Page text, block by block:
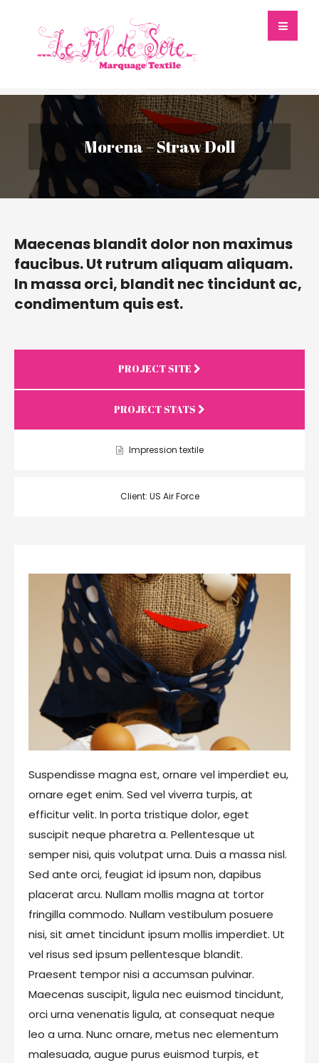
Morena – Straw Doll
Maecenas blandit dolor non maximus
faucibus. Ut rutrum aliquam aliquam.
In massa orci, blandit nec tincidunt ac,
condimentum quis est.
PROJECT SITE
PROJECT STATS
Impression textile
Client: US Air Force
Suspendisse magna est, ornare vel imperdiet eu,
ornare eget enim. Sed vel viverra turpis, at
efficitur velit. In porta tristique dolor, eget
suscipit neque pharetra a. Pellentesque ut
semper nisi, quis volutpat urna. Duis a massa nisl.
Sed ante orci, feugiat id ipsum non, dapibus
placerat arcu. Nullam mollis magna at tortor
fringilla commodo. Nullam vestibulum posuere
nisi, sit amet tincidunt ipsum mollis imperdiet. Ut
vel risus sed ipsum pellentesque blandit.
Praesent tempor nisi a accumsan pulvinar.
Maecenas suscipit, ligula nec euismod tincidunt,
orci urna venenatis ligula, at consequat neque
leo a urna. Nunc ornare, metus nec elementum
malesuada, augue purus euismod turpis, et